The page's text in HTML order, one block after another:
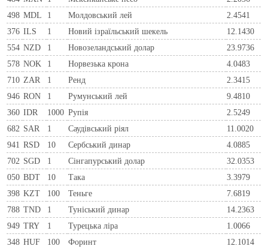
498 MDL 1 Молдовський лей
2.4541
376 ILS 1 Новий ізраїльський шекель
12.1430
554 NZD 1 Новозеландський долар
23.9736
578 NOK 1 Норвезька крона
4.0483
710 ZAR 1 Ренд
2.3415
946 RON 1 Румунський лей
9.4810
360 IDR 1000 Рупія
2.5249
682 SAR 1 Саудівський ріял
11.0020
941 RSD 10 Сербський динар
4.0885
702 SGD 1 Сінгапурський долар
32.0353
050 BDT 10 Така
3.3979
398 KZT 100 Теньге
7.6819
788 TND 1 Туніський динар
14.2363
949 TRY 1 Турецька ліра
1.0066
348 HUF 100 Форинт 12.1014